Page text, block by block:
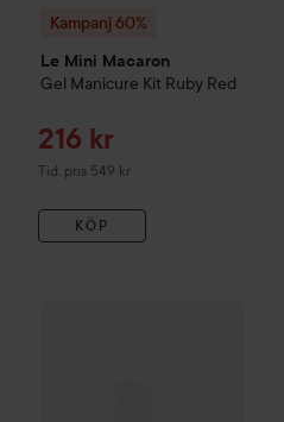
Kampanj 60%
Le Mini Macaron
Gel Manicure Kit Ruby Red
Reapris
216 kr
Tid. pris 549 kr
Tidigare pris 549 kr
KÖP